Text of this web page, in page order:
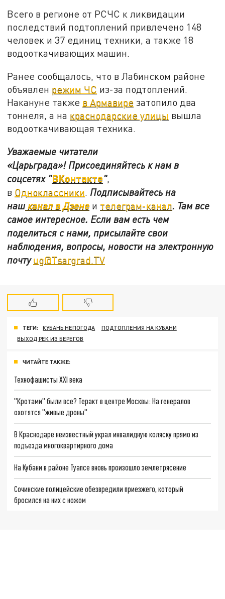
Всего в регионе от РСЧС к ликвидации
последствий подтоплений привлечено 148
человек и 37 единиц техники, а также 18
водооткачивающих машин.
Ранее сообщалось, что в Лабинском районе
объявлен режим ЧС из-за подтоплений.
Накануне также в Армавире затопило два
тоннеля, а на краснодарские улицы вышла
водооткачивающая техника.
Уважаемые читатели
«Царьграда»! Присоединяйтесь к нам в
соцсетях "ВКонтакте",
в Одноклассники. Подписывайтесь на
нашканал в Дзене и телеграм-канал. Там все
самое интересное. Если вам есть чем
поделиться с нами, присылайте свои
наблюдения, вопросы, новости на электронную
почтуug@Tsargrad.TV
ТЕГИ: КУБАНЬ НЕПОГОДА
ПОДТОПЛЕНИЯ НА КУБАНИ
ВЫХОД РЕК ИЗ БЕРЕГОВ
ЧИТАЙТЕ ТАКЖЕ:
Технофашисты XXI века
"Кротами" были все? Теракт в центре Москвы: На генералов
охотятся "живые дроны"
В Краснодаре неизвестный украл инвалидную коляску прямо из
подъезда многоквартирного дома
На Кубани в районе Туапсе вновь произошло землетрясение
Сочинские полицейские обезвредили приезжего, который
бросился на них с ножом